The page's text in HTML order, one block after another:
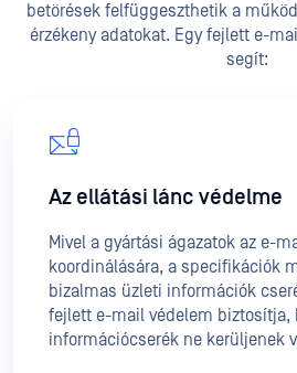
betörések felfüggeszthetik a
érzékeny adatokat. Egy fejlett e-
segít:
Az ellátási lánc védelme
Mivel a gyártási ágazatok az e-
koordinálására, a specifikációk
bizalmas üzleti információk
fejlett e-mail védelem biztosítja,
információcserék ne kerüljenek